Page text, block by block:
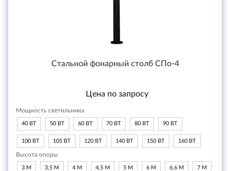
Стальной фонарный столб СПо-4
Цена по запросу
Мощность светильника
40 ВТ 50 ВТ 60 ВТ 70 ВТ 80 ВТ 90 ВТ
100 ВТ 105 ВТ 120 ВТ 140 ВТ 150 ВТ 160 ВТ
Высота опоры
3 М 3,5 М 4 М 4,5 М 5 М 6 М 6,6 М 7 М